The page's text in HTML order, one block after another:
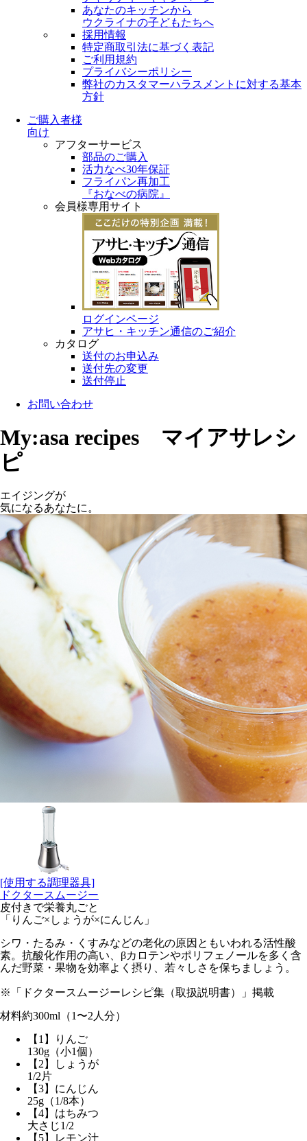
あなたのキッチンから
ウクライナの子どもたちへ
採用情報
特定商取引法に基づく表記
ご利用規約
プライバシーポリシー
弊社のカスタマーハラスメントに対する基本
方針
ご購入者様
向け
アフターサービス
部品のご購入
活力なべ30年保証
フライパン再加工
『おなべの病院』
会員様専用サイト
ログインページ
アサヒ・キッチン通信のご紹介
カタログ
送付のお申込み
送付先の変更
送付停止
お問い合わせ
My:asa recipes マイアサレシ
ピ
エイジングが
気になるあなたに。
[使用する調理器具]
ドクタースムージー
皮付きで栄養丸ごと
「りんご×しょうが×にんじん」
シワ・たるみ・くすみなどの老化の原因ともいわれる活性酸
素。抗酸化作用の高い、βカロテンやポリフェノールを多く含
んだ野菜・果物を効率よく摂り、若々しさを保ちましょう。
※「ドクタースムージーレシピ集（取扱説明書）」掲載
材料約300ml（1〜2人分）
【1】りんご
130g（小1個）
【2】しょうが
1/2片
【3】にんじん
25g（1/8本）
【4】はちみつ
大さじ1/2
【5】レモン汁